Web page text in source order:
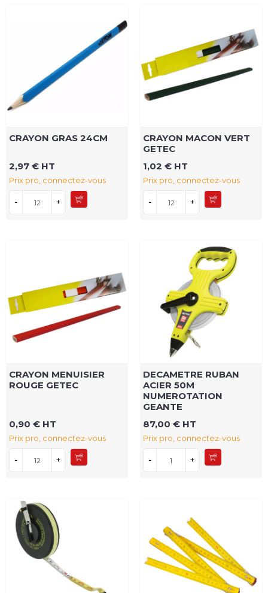
CRAYON GRAS 24CM
2,97 € HT
Prix pro, connectez-vous
- +
CRAYON MACON VERT
GETEC
1,02 € HT
Prix pro, connectez-vous
- +
CRAYON MENUISIER
ROUGE GETEC
0,90 € HT
Prix pro, connectez-vous
- +
DECAMETRE RUBAN
ACIER 50M
NUMEROTATION
GEANTE
87,00 € HT
Prix pro, connectez-vous
- +